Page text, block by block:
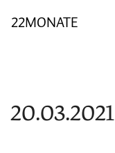
22MONATE
20.03.2021